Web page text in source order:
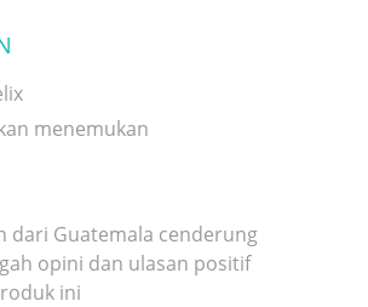
menemukan
dari Guatemala cenderung
opini dan ulasan positif
ini